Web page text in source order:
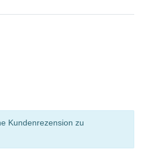
Kundenrezension zu